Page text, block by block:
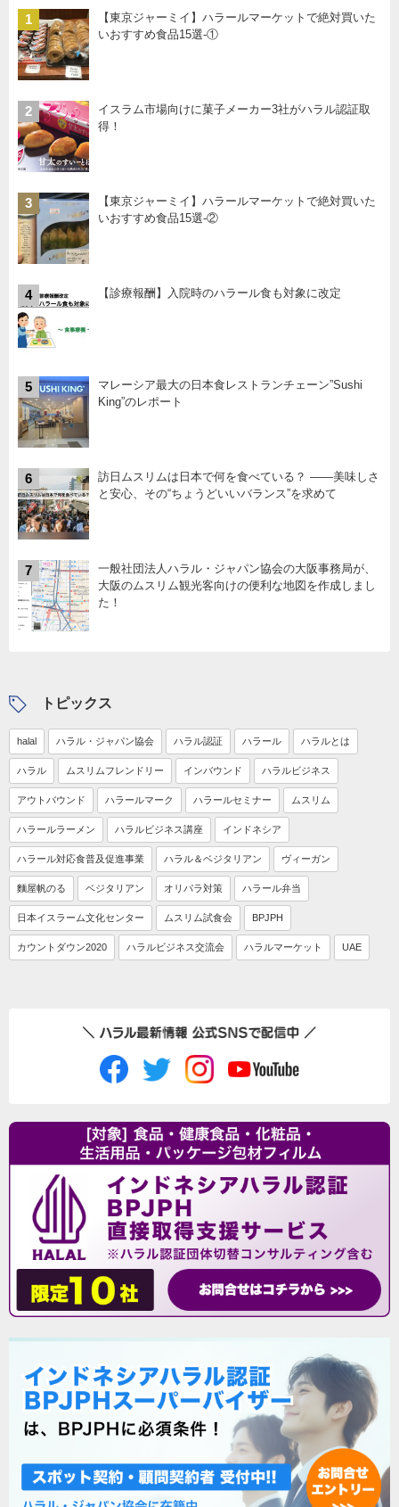
1
【東京ジャーミイ】ハラールマーケットで絶対買いた
いおすすめ食品15選-①
2
イスラム市場向けに菓子メーカー3社がハラル認証取
得！
3
【東京ジャーミイ】ハラールマーケットで絶対買いた
いおすすめ食品15選-②
4 【診療報酬】入院時のハラール食も対象に改定
5
マレーシア最大の日本食レストランチェーン”Sushi
King”のレポート
6
訪日ムスリムは日本で何を食べている？ ――美味しさ
と安心、その“ちょうどいいバランス”を求めて
7
一般社団法人ハラル・ジャパン協会の大阪事務局が、
大阪のムスリム観光客向けの便利な地図を作成しまし
た！
トピックス
halal ハラル・ジャパン協会 ハラル認証 ハラール ハラルとは
ハラル ムスリムフレンドリー インバウンド ハラルビジネス
アウトバウンド ハラールマーク ハラールセミナー ムスリム
ハラールラーメン ハラルビジネス講座 インドネシア
ハラール対応食普及促進事業 ハラル＆ベジタリアン ヴィーガン
麵屋帆のる ベジタリアン オリパラ対策 ハラール弁当
日本イスラーム文化センター ムスリム試食会 BPJPH
カウントダウン2020 ハラルビジネス交流会 ハラルマーケット UAE